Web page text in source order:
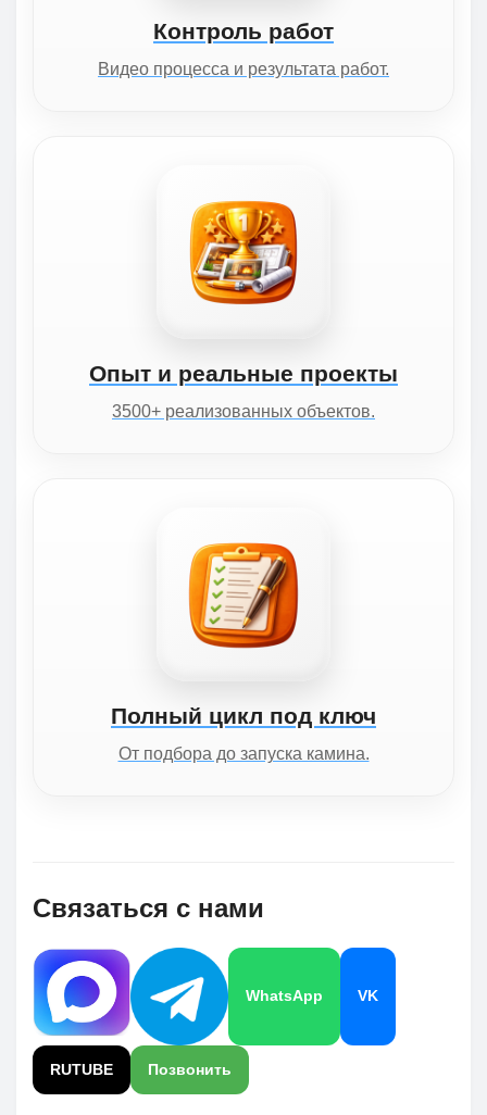
Контроль работ
Видео процесса и результата работ.
Опыт и реальные проекты
3500+ реализованных объектов.
Полный цикл под ключ
От подбора до запуска камина.
Связаться с нами
WhatsApp VK
RUTUBE Позвонить